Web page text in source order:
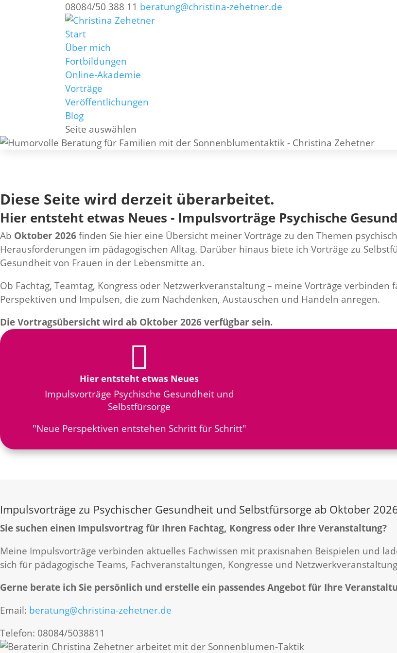
08084/50 388 11 beratung@christina-zehetner.de
Start
Über mich
Fortbildungen
Online-Akademie
Vorträge
Veröffentlichungen
Blog
Seite auswählen
Diese Seite wird derzeit überarbeitet.
Hier entsteht etwas Neues - Impulsvorträge Psychische
Ab Oktober 2026finden Sie hier eine Übersicht meiner Vorträge zu den Themen
Herausforderungen im pädagogischen Alltag. Darüber hinaus biete ich Vorträge zu
Gesundheit von Frauen in der Lebensmitte an.
Ob Fachtag, Teamtag, Kongress oder Netzwerkveranstaltung – meine Vorträge verbinden
Perspektiven und Impulsen, die zum Nachdenken, Austauschen und Handeln anregen.
Die Vortragsübersicht wird ab Oktober 2026 verfügbar sein.

Hier entsteht etwas Neues
Impulsvorträge Psychische Gesundheit und
Selbstfürsorge
"Neue Perspektiven entstehen Schritt für Schritt"
Impulsvorträge zu Psychischer Gesundheit und Selbstfürsorge ab Oktober
Sie suchen einen Impulsvortrag für Ihren Fachtag, Kongress oder Ihre Veranstaltung?
Meine Impulsvorträge verbinden aktuelles Fachwissen mit praxisnahen Beispielen und
sich für pädagogische Teams, Fachveranstaltungen, Kongresse und
Gerne berate ich Sie persönlich und erstelle ein passendes Angebot für Ihre
Email: beratung@christina-zehetner.de
Telefon: 08084/5038811